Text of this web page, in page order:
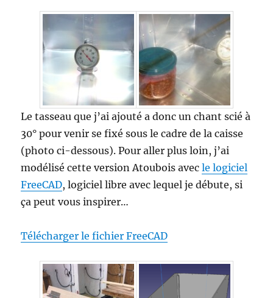
Le tasseau que j’ai ajouté a donc un chant scié à
30° pour venir se fixé sous le cadre de la caisse
(photo ci-dessous). Pour aller plus loin, j’ai
modélisé cette version Atoubois avecle logiciel
FreeCAD, logiciel libre avec lequel je débute, si
ça peut vous inspirer…
Télécharger le fichier FreeCAD